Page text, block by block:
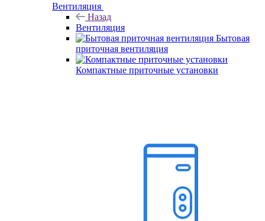
Вентиляция
Назад
Вентиляция
Бытовая
приточная вентиляция
Компактные приточные установки